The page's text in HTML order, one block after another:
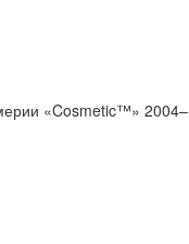
«Cosmetic™» 2004–